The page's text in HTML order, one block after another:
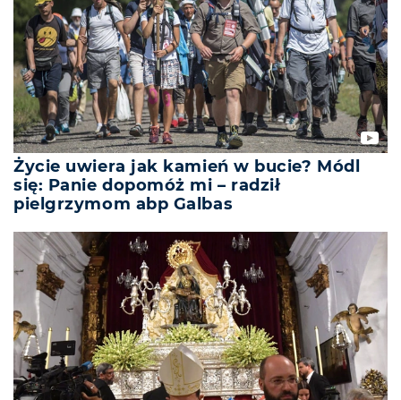
Życie uwiera jak kamień w bucie? Módl
się: Panie dopomóż mi – radził
pielgrzymom abp Galbas